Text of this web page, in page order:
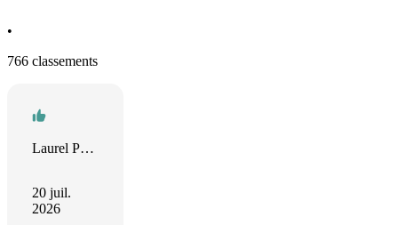
•
766 classements
Laurel Poolman
20 juil.
2026